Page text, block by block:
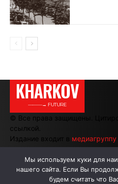
KHARKOV
———→ FUTURE
© Все права защищены.
ссылкой.
Издание входит в
Мы используем куки для
нашего сайта. Если Вы
будем считать что